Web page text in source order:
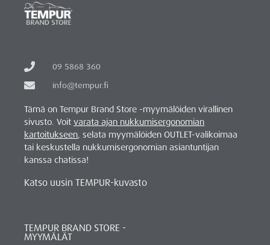
09 5868 360
info@tempur.fi
Tämä on Tempur Brand Store -myymälöiden virallinen
sivusto. Voit varata ajan nukkumisergonomian
kartoitukseen, selata myymälöiden OUTLET-valikoimaa
tai keskustella nukkumisergonomian asiantuntijan
kanssa chatissa!
Katso uusin TEMPUR-kuvasto
TEMPUR BRAND STORE -
MYYMÄLÄT